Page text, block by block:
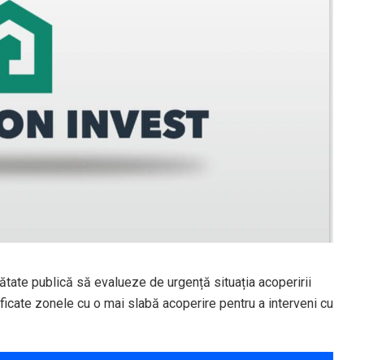
publică să evalueze de urgență situația acoperirii
zonele cu o mai slabă acoperire pentru a interveni cu